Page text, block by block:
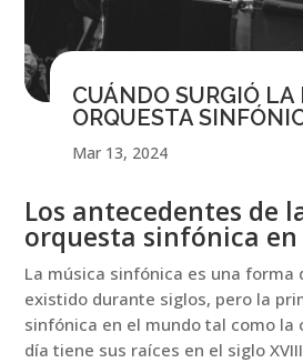
CUÁNDO SURGIÓ LA
ORQUESTA
Mar 13, 2024
Los antecedentes de
orquesta sinfónica
La música sinfónica es una forma
existido durante siglos, pero la
sinfónica en el mundo tal como la
día tiene sus raíces en el siglo